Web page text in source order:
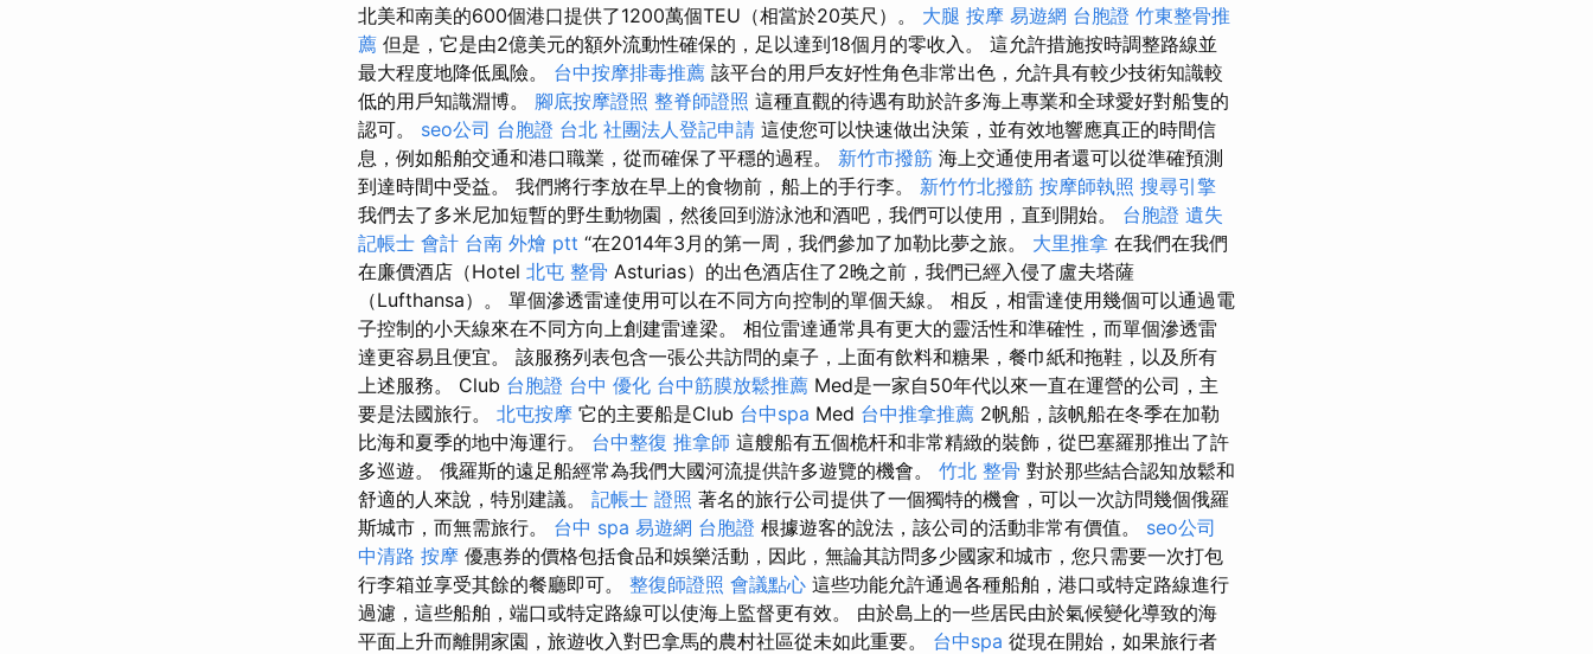
北美和南美的600個港口提供了1200萬個TEU（相當於20英尺）。 大腿 按摩 易遊網 台胞證 竹東整骨推
薦 但是，它是由2億美元的額外流動性確保的，足以達到18個月的零收入。 這允許措施按時調整路線並
最大程度地降低風險。 台中按摩排毒推薦 該平台的用戶友好性角色非常出色，允許具有較少技術知識較
低的用戶知識淵博。 腳底按摩證照 整脊師證照 這種直觀的待遇有助於許多海上專業和全球愛好對船隻的
認可。 seo公司 台胞證 台北 社團法人登記申請 這使您可以快速做出決策，並有效地響應真正的時間信
息，例如船舶交通和港口職業，從而確保了平穩的過程。 新竹市撥筋 海上交通使用者還可以從準確預測
到達時間中受益。 我們將行李放在早上的食物前，船上的手行李。 新竹竹北撥筋 按摩師執照 搜尋引擎
我們去了多米尼加短暫的野生動物園，然後回到游泳池和酒吧，我們可以使用，直到開始。 台胞證 遺失
記帳士 會計 台南 外燴 ptt “在2014年3月的第一周，我們參加了加勒比夢之旅。 大里推拿 在我們在我們
在廉價酒店（Hotel 北屯 整骨 Asturias）的出色酒店住了2晚之前，我們已經入侵了盧夫塔薩
（Lufthansa）。 單個滲透雷達使用可以在不同方向控制的單個天線。 相反，相雷達使用幾個可以通過電
子控制的小天線來在不同方向上創建雷達梁。 相位雷達通常具有更大的靈活性和準確性，而單個滲透雷
達更容易且便宜。 該服務列表包含一張公共訪問的桌子，上面有飲料和糖果，餐巾紙和拖鞋，以及所有
上述服務。 Club 台胞證 台中 優化 台中筋膜放鬆推薦 Med是一家自50年代以來一直在運營的公司，主
要是法國旅行。 北屯按摩 它的主要船是Club 台中spa Med 台中推拿推薦 2帆船，該帆船在冬季在加勒
比海和夏季的地中海運行。 台中整復 推拿師 這艘船有五個桅杆和非常精緻的裝飾，從巴塞羅那推出了許
多巡遊。 俄羅斯的遠足船經常為我們大國河流提供許多遊覽的機會。 竹北 整骨 對於那些結合認知放鬆和
舒適的人來說，特別建議。 記帳士 證照 著名的旅行公司提供了一個獨特的機會，可以一次訪問幾個俄羅
斯城市，而無需旅行。 台中 spa 易遊網 台胞證 根據遊客的說法，該公司的活動非常有價值。 seo公司
中清路 按摩 優惠券的價格包括食品和娛樂活動，因此，無論其訪問多少國家和城市，您只需要一次打包
行李箱並享受其餘的餐廳即可。 整復師證照 會議點心 這些功能允許通過各種船舶，港口或特定路線進行
過濾，這些船舶，端口或特定路線可以使海上監督更有效。 由於島上的一些居民由於氣候變化導致的海
平面上升而離開家園，旅遊收入對巴拿馬的農村社區從未如此重要。 台中spa 從現在開始，如果旅行者